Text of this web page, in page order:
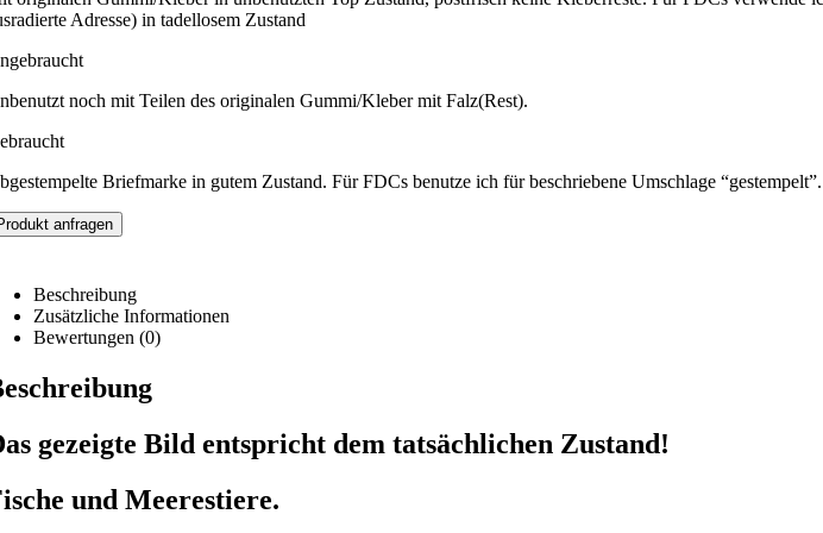
Adresse) in tadellosem Zustand
noch mit Teilen des originalen Gummi/Kleber mit Falz(Rest).
Briefmarke in gutem Zustand. Für FDCs benutze ich für beschriebene Umschlage “gestempelt”.
anfragen
Beschreibung
Zusätzliche Informationen
Bewertungen (0)
gezeigte Bild entspricht dem tatsächlichen Zustand!
und Meerestiere.